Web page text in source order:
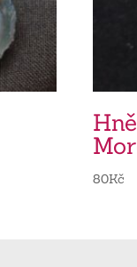
80Kč